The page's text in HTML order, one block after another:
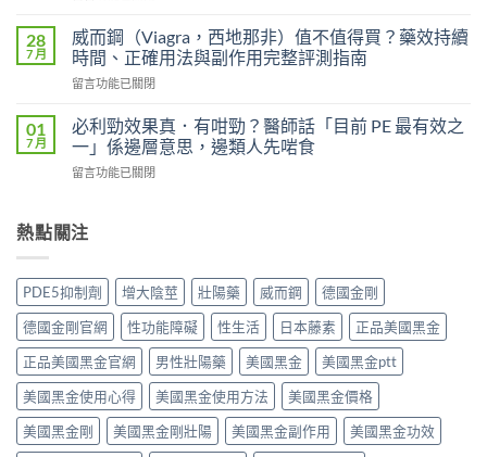
效
果
持
多
久？〉
中
吉
P-
force
使
者
真
評
效
析：
從
秒
出
到
持
久
30
分，
凍
威
而
鋼
Oral
整
西
非
液
態
劑
型
的
真
相、
用
法
28
7 月
威而鋼（Viagra，西地那非）值不值得買？藥效持續
時間、正確用法與副作用完整評測指南
在
而
鋼
（Viagra，
西
非）
值
得
買？
藥
效
持
續
時
間、
正
留言功能已關閉
01
7 月
必利勁效果真．有咁勁？醫師話「目前 PE 最有效之
一」係邊層意思，邊類人先啱食
在
勁
效
真．
有
咁
勁？
醫
師
話
「目
前
PE
留言功能已關閉
熱點關注
PDE5抑制劑 增大陰莖 壯陽藥 威而鋼
德國金剛
德國金剛官網
性功能障礙 性生活 日本藤素
正品美國黑金
正品美國黑金官網
男性壯陽藥 美國黑金
美國黑金ptt
美國黑金使用心得
美國黑金使用方法
美國黑金價格
美國黑金剛
美國黑金剛壯陽 美國黑金副作用 美國黑金功效